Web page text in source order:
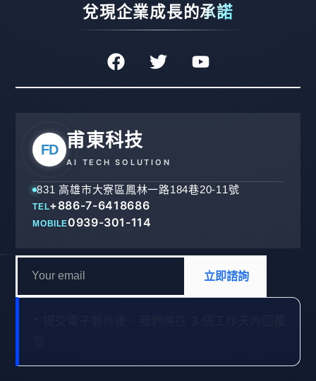
兌現企業成長的承諾
FD 甫東科技
AI TECH SOLUTION
831 高雄市大寮區鳳林一路184巷20-11號
TEL+886-7-6418686
MOBILE0939-301-114
立即諮詢